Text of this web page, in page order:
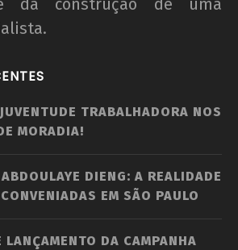
da construção de uma
TRABALHADORA NOS
MORADIA!
DIENG: A REALIDADE
EM SÃO PAULO
LANÇAMENTO DA CAMPANHA